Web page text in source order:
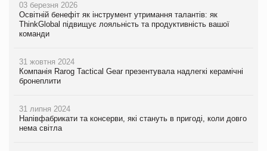
03 березня 2026
Освітній бенефіт як інструмент утримання талантів: як
ThinkGlobal підвищує лояльність та продуктивність вашої
команди
31 жовтня 2024
Компанія Rarog Tactical Gear презентувала надлегкі керамічні
бронеплити
31 липня 2024
Напівфабрикати та консерви, які стануть в пригоді, коли довго
нема світла